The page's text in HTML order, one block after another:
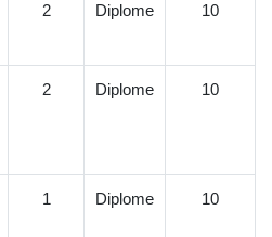
2 Diplome 10
2 Diplome 10
1 Diplome 10